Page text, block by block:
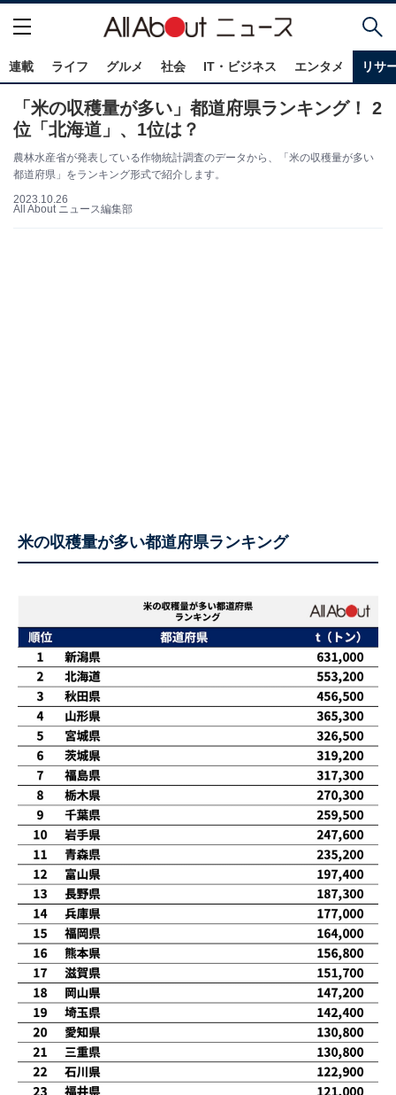
連載 ライフ グルメ 社会 IT・ビジネス エンタメ リサ
「米の収穫量が多い」都道府県ランキング！ 2
位「北海道」、1位は？
農林水産省が発表している作物統計調査のデータから、「米の収穫量が多い
都道府県」をランキング形式で紹介します。
2023.10.26
All About ニュース編集部
米の収穫量が多い都道府県ランキング